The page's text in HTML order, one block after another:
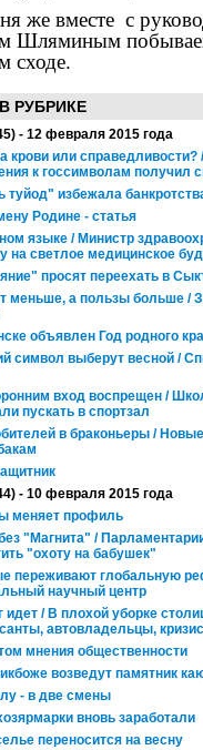
же вместе с
Шляминым
сходе.
РУБРИКЕ
- 12 февраля 2015 года
крови или справедливости?
к госсимволам получил
избежала
Родине - статья
языке / Министр
на светлое медицинское
просят переехать в
меньше, а пользы больше /
объявлен Год родного
символ выберут весной /
вход воспрещен /
пускать в спортзал
в браконьеры /
- 10 февраля 2015 года
меняет профиль
"Магнита" /
"охоту на бабушек"
переживают глобальную
научный центр
идет / В плохой уборке
автовладельцы,
мнения общественности
возведут памятник
- в две смены
вновь заработали
переносится на весну